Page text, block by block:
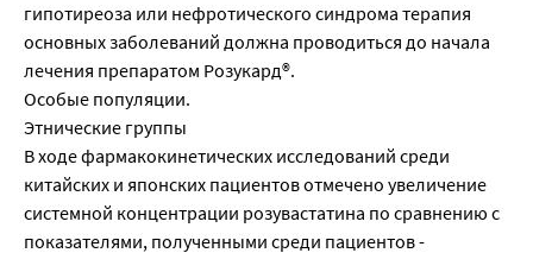
гипотиреоза или нефротического синдрома терапия
основных заболеваний должна проводиться до начала
лечения препаратом Розукард®.
Особые популяции.
Этнические группы
В ходе фармакокинетических исследований среди
китайских и японских пациентов отмечено увеличение
системной концентрации розувастатина по сравнению с
показателями, полученными среди пациентов -